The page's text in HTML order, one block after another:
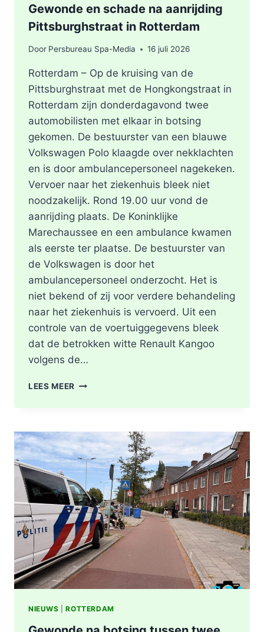
Gewonde en schade na aanrijding
Pittsburghstraat in Rotterdam
Door Persbureau Spa-Media 16 juli 2026
Rotterdam – Op de kruising van de
Pittsburghstraat met de Hongkongstraat in
Rotterdam zijn donderdagavond twee
automobilisten met elkaar in botsing
gekomen. De bestuurster van een blauwe
Volkswagen Polo klaagde over nekklachten
en is door ambulancepersoneel nagekeken.
Vervoer naar het ziekenhuis bleek niet
noodzakelijk. Rond 19.00 uur vond de
aanrijding plaats. De Koninklijke
Marechaussee en een ambulance kwamen
als eerste ter plaatse. De bestuurster van
de Volkswagen is door het
ambulancepersoneel onderzocht. Het is
niet bekend of zij voor verdere behandeling
naar het ziekenhuis is vervoerd. Uit een
controle van de voertuiggegevens bleek
dat de betrokken witte Renault Kangoo
volgens de…
LEES MEER GEWONDE
AANRIJDING
PITTSBURGHSTRAAT
IN
ROTTERDAM
NIEUWS |ROTTERDAM